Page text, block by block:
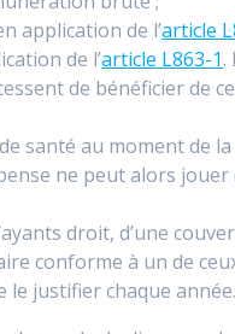
application de l’article
de l’article L863-1.
de bénéficier de
santé au moment de la
ne peut alors jouer
droit, d’une
conforme à un de
le justifier chaque année.